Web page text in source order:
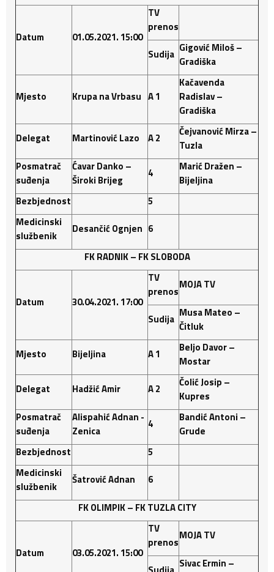
Datum 01.05.2021. 15:00
TV
prenos
Sudija Gigović Miloš –
Gradiška
Mjesto Krupa na Vrbasu A 1
Kačavenda
Radislav –
Gradiška
Delegat
MartinovićLazo A 2
Čejvanović Mirza –
Tuzla
Posmatrač
suđenja
Ćavar Danko –
Široki Brijeg
4
Marić Dražen –
Bijeljina
Bezbjednost
5
Medicinski
službenik
DesančićOgnjen 6
FK RADNIK – FK SLOBODA
Datum 30.04.2021. 17:00
TV
prenos
MOJA TV
Sudija Musa Mateo –
Čitluk
Mjesto
Bijeljina A 1
Beljo Davor –
Mostar
Delegat
HadžićAmir A 2
Čolić Josip –
Kupres
Posmatrač
suđenja
Alispahić Adnan -
Zenica
4
Bandić Antoni –
Grude
Bezbjednost
5
Medicinski
službenik
ŠatrovićAdnan
6
FK OLIMPIK – FK TUZLA CITY
Datum 03.05.2021. 15:00
TV
prenos
MOJA TV
Sivac Ermin –